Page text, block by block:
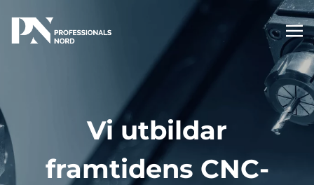
Vi utbildar
framtidens CNC-